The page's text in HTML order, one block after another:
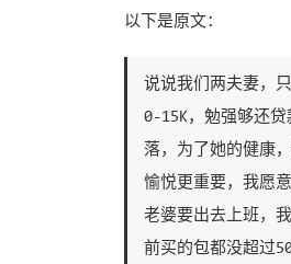
以下是原文：
说说我们两夫妻，
0-15K，勉强够还
落，为了她的健康
愉悦更重要，我愿
老婆要出去上班，
前买的包都没超过